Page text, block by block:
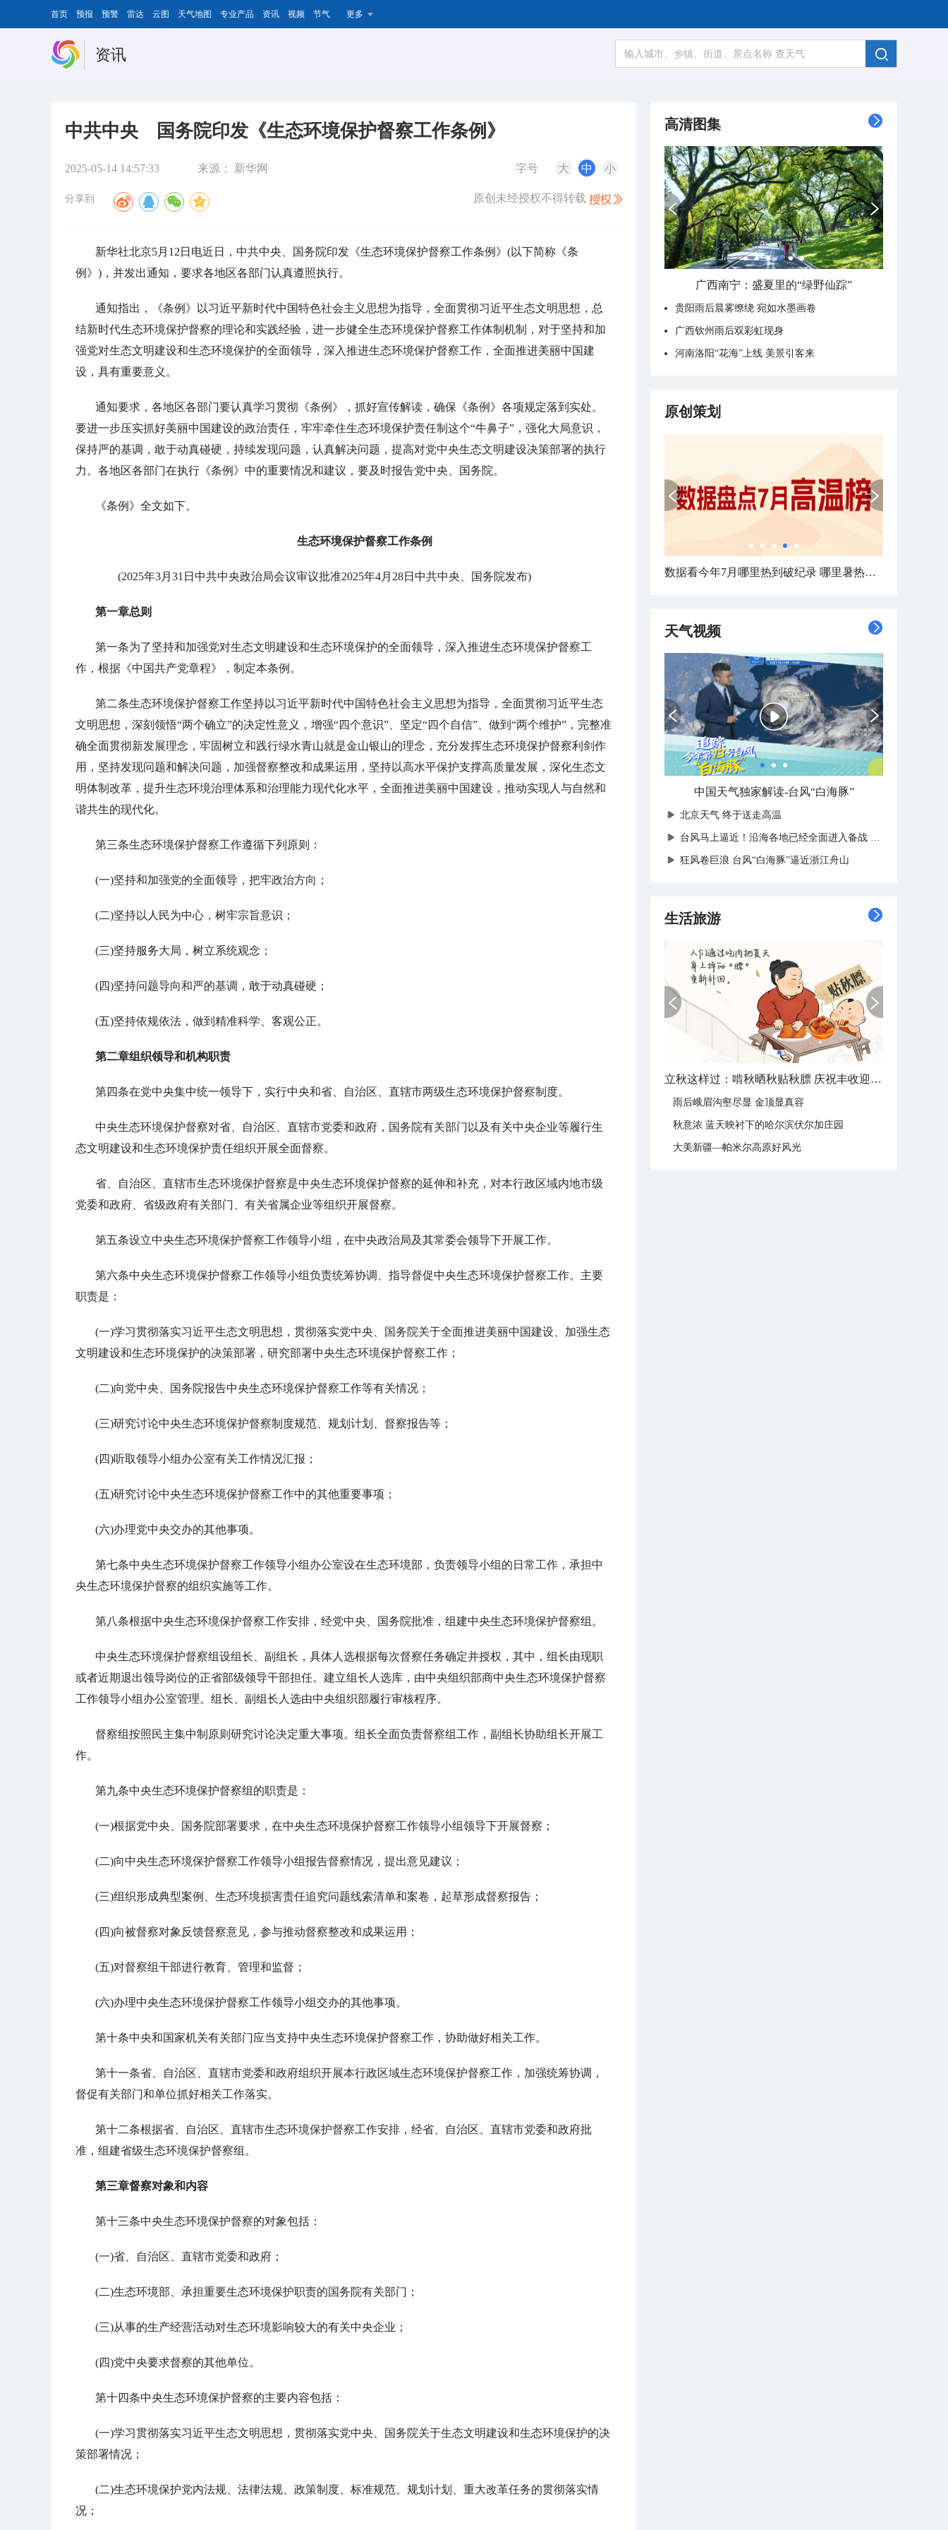
首页 预报 预警 雷达 云图 天气地图 专业产品 资讯 视频 节气 更多
资讯
中共中央 国务院印发《生态环境保护督察工作条例》
2025-05-14 14:57:33 来源： 新华网 字号 大 中 小
分享到 原创未经授权不得转载
新华社北京5月12日电近日，中共中央、国务院印发《生态环境保护督察工作条例》(以下简称《条
例》)，并发出通知，要求各地区各部门认真遵照执行。
通知指出，《条例》以习近平新时代中国特色社会主义思想为指导，全面贯彻习近平生态文明思想，总
结新时代生态环境保护督察的理论和实践经验，进一步健全生态环境保护督察工作体制机制，对于坚持和加
强党对生态文明建设和生态环境保护的全面领导，深入推进生态环境保护督察工作，全面推进美丽中国建
设，具有重要意义。
通知要求，各地区各部门要认真学习贯彻《条例》，抓好宣传解读，确保《条例》各项规定落到实处。
要进一步压实抓好美丽中国建设的政治责任，牢牢牵住生态环境保护责任制这个“牛鼻子”，强化大局意识，
保持严的基调，敢于动真碰硬，持续发现问题，认真解决问题，提高对党中央生态文明建设决策部署的执行
力。各地区各部门在执行《条例》中的重要情况和建议，要及时报告党中央、国务院。
《条例》全文如下。
生态环境保护督察工作条例
(2025年3月31日中共中央政治局会议审议批准2025年4月28日中共中央、国务院发布)
第一章总则
第一条为了坚持和加强党对生态文明建设和生态环境保护的全面领导，深入推进生态环境保护督察工
作，根据《中国共产党章程》，制定本条例。
第二条生态环境保护督察工作坚持以习近平新时代中国特色社会主义思想为指导，全面贯彻习近平生态
文明思想，深刻领悟“两个确立”的决定性意义，增强“四个意识”、坚定“四个自信”、做到“两个维护”，完整准
确全面贯彻新发展理念，牢固树立和践行绿水青山就是金山银山的理念，充分发挥生态环境保护督察利剑作
用，坚持发现问题和解决问题，加强督察整改和成果运用，坚持以高水平保护支撑高质量发展，深化生态文
明体制改革，提升生态环境治理体系和治理能力现代化水平，全面推进美丽中国建设，推动实现人与自然和
谐共生的现代化。
第三条生态环境保护督察工作遵循下列原则：
(一)坚持和加强党的全面领导，把牢政治方向；
(二)坚持以人民为中心，树牢宗旨意识；
(三)坚持服务大局，树立系统观念；
(四)坚持问题导向和严的基调，敢于动真碰硬；
(五)坚持依规依法，做到精准科学、客观公正。
第二章组织领导和机构职责
第四条在党中央集中统一领导下，实行中央和省、自治区、直辖市两级生态环境保护督察制度。
中央生态环境保护督察对省、自治区、直辖市党委和政府，国务院有关部门以及有关中央企业等履行生
态文明建设和生态环境保护责任组织开展全面督察。
省、自治区、直辖市生态环境保护督察是中央生态环境保护督察的延伸和补充，对本行政区域内地市级
党委和政府、省级政府有关部门、有关省属企业等组织开展督察。
第五条设立中央生态环境保护督察工作领导小组，在中央政治局及其常委会领导下开展工作。
第六条中央生态环境保护督察工作领导小组负责统筹协调、指导督促中央生态环境保护督察工作。主要
职责是：
(一)学习贯彻落实习近平生态文明思想，贯彻落实党中央、国务院关于全面推进美丽中国建设、加强生态
文明建设和生态环境保护的决策部署，研究部署中央生态环境保护督察工作；
(二)向党中央、国务院报告中央生态环境保护督察工作等有关情况；
(三)研究讨论中央生态环境保护督察制度规范、规划计划、督察报告等；
(四)听取领导小组办公室有关工作情况汇报；
(五)研究讨论中央生态环境保护督察工作中的其他重要事项；
(六)办理党中央交办的其他事项。
第七条中央生态环境保护督察工作领导小组办公室设在生态环境部，负责领导小组的日常工作，承担中
央生态环境保护督察的组织实施等工作。
第八条根据中央生态环境保护督察工作安排，经党中央、国务院批准，组建中央生态环境保护督察组。
中央生态环境保护督察组设组长、副组长，具体人选根据每次督察任务确定并授权，其中，组长由现职
或者近期退出领导岗位的正省部级领导干部担任。建立组长人选库，由中央组织部商中央生态环境保护督察
工作领导小组办公室管理。组长、副组长人选由中央组织部履行审核程序。
督察组按照民主集中制原则研究讨论决定重大事项。组长全面负责督察组工作，副组长协助组长开展工
作。
第九条中央生态环境保护督察组的职责是：
(一)根据党中央、国务院部署要求，在中央生态环境保护督察工作领导小组领导下开展督察；
(二)向中央生态环境保护督察工作领导小组报告督察情况，提出意见建议；
(三)组织形成典型案例、生态环境损害责任追究问题线索清单和案卷，起草形成督察报告；
(四)向被督察对象反馈督察意见，参与推动督察整改和成果运用；
(五)对督察组干部进行教育、管理和监督；
(六)办理中央生态环境保护督察工作领导小组交办的其他事项。
第十条中央和国家机关有关部门应当支持中央生态环境保护督察工作，协助做好相关工作。
第十一条省、自治区、直辖市党委和政府组织开展本行政区域生态环境保护督察工作，加强统筹协调，
督促有关部门和单位抓好相关工作落实。
第十二条根据省、自治区、直辖市生态环境保护督察工作安排，经省、自治区、直辖市党委和政府批
准，组建省级生态环境保护督察组。
第三章督察对象和内容
第十三条中央生态环境保护督察的对象包括：
(一)省、自治区、直辖市党委和政府；
(二)生态环境部、承担重要生态环境保护职责的国务院有关部门；
(三)从事的生产经营活动对生态环境影响较大的有关中央企业；
(四)党中央要求督察的其他单位。
第十四条中央生态环境保护督察的主要内容包括：
(一)学习贯彻落实习近平生态文明思想，贯彻落实党中央、国务院关于生态文明建设和生态环境保护的决
策部署情况；
(二)生态环境保护党内法规、法律法规、政策制度、标准规范、规划计划、重大改革任务的贯彻落实情
况；
高清图集
广西南宁：盛夏里的“绿野仙踪”
贵阳雨后晨雾缭绕 宛如水墨画卷
广西钦州雨后双彩虹现身
河南洛阳“花海”上线 美景引客来
原创策划
数据看今年7月哪里热到破纪录 哪里暑热连轴转
天气视频
中国天气独家解读-台风“白海豚”
北京天气 终于送走高温
台风马上逼近！沿海各地已经全面进入备战状态
狂风卷巨浪 台风“白海豚”逼近浙江舟山
生活旅游
立秋这样过：啃秋晒秋贴秋膘 庆祝丰收迎秋来
雨后峨眉沟壑尽显 金顶显真容
秋意浓 蓝天映衬下的哈尔滨伏尔加庄园
大美新疆—帕米尔高原好风光